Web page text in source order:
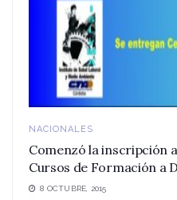
NACIONALES
Comenzó la inscripción
Cursos de Formación a
8 OCTUBRE, 2015